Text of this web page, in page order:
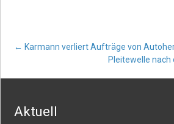
Post
← Karmann verliert Aufträge von
Pleitewelle
Aktuell